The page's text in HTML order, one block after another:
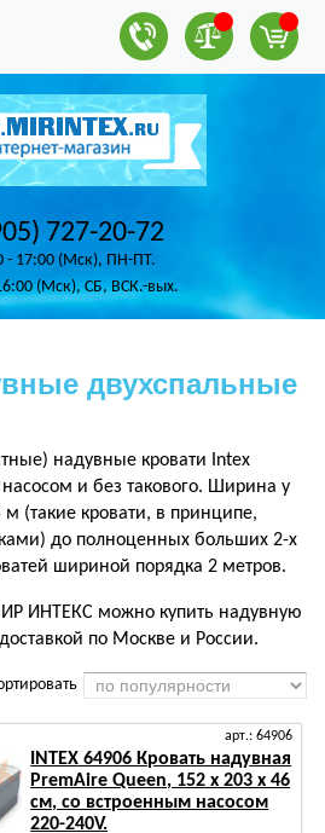
727-20-72
- 17:00 (Мск), ПН-ПТ.
(Мск), СБ, ВСК.-вых.
двухспальные
надувные кровати Intex
и без такового. Ширина у
(такие кровати, в принципе,
до полноценных больших 2-х
шириной порядка 2 метров.
ИНТЕКС можно купить надувную
по Москве и России.
арт.: 64906
INTEX 64906 Кровать надувная
PremAire Queen, 152 х 203 х 46
см, со встроенным насосом
220-240V.